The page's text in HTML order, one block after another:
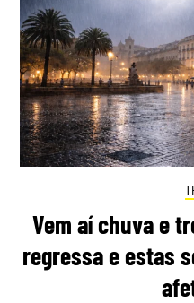
Vem aí chuva e
regressa e estas